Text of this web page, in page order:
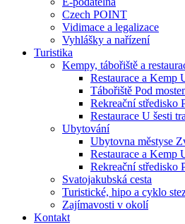
Czech POINT
Vidimace a legalizace
Vyhlášky a nařízení
Turistika
Kempy, tábořiště a
Restaurace a Kemp
Tábořiště Pod
Rekreační středisko
Restaurace U šesti
Ubytování
Ubytovna městyse
Restaurace a Kemp
Rekreační středisko
Svatojakubská cesta
Turistické, hipo a cyklo
Zajímavosti v okolí
Kontakt